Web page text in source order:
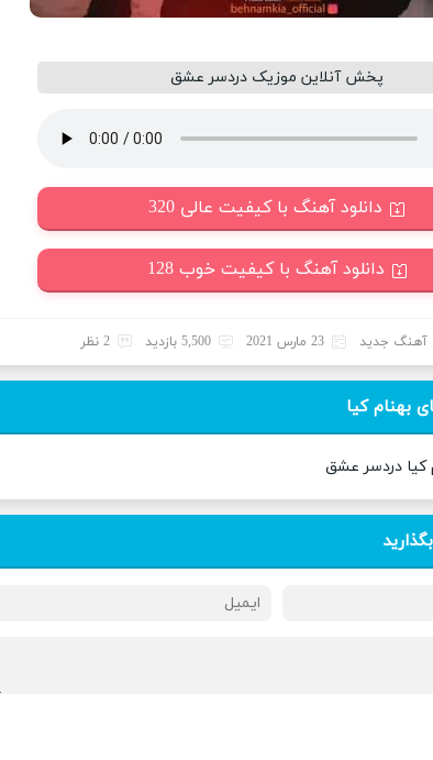
پخش آنلاین موزیک دردسر عشق
دانلود آهنگ با کیفیت عالی 320
دانلود آهنگ با کیفیت خوب 128
آهنگ جدید 23 مارس 2021 5,500 بازدید 2 نظر
بهنام کیا
کیا دردسر عشق